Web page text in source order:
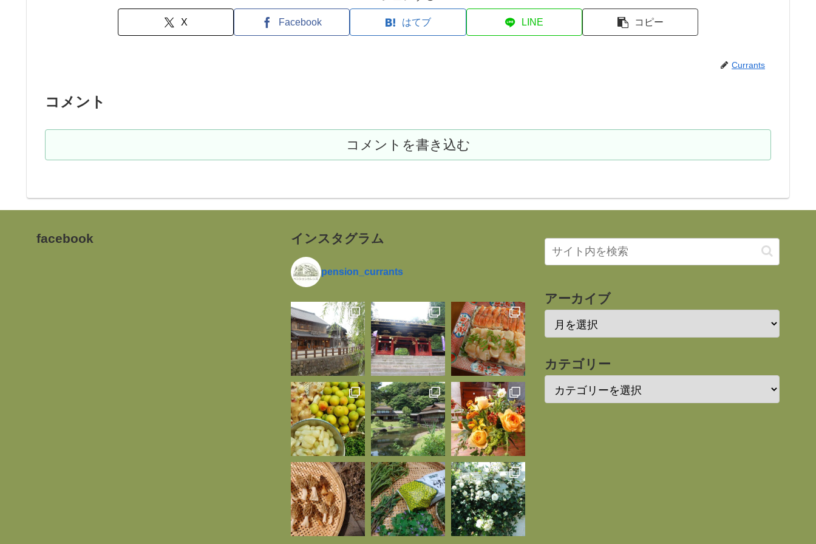
X Facebook はてブ LINE コピー
Currants
コメント
コメントを書き込む
facebook インスタグラム
pension_currants
アーカイブ
カテゴリー